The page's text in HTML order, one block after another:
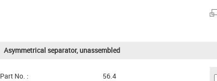
Asymmetrical separator, unassembled
Part No. : 56.4